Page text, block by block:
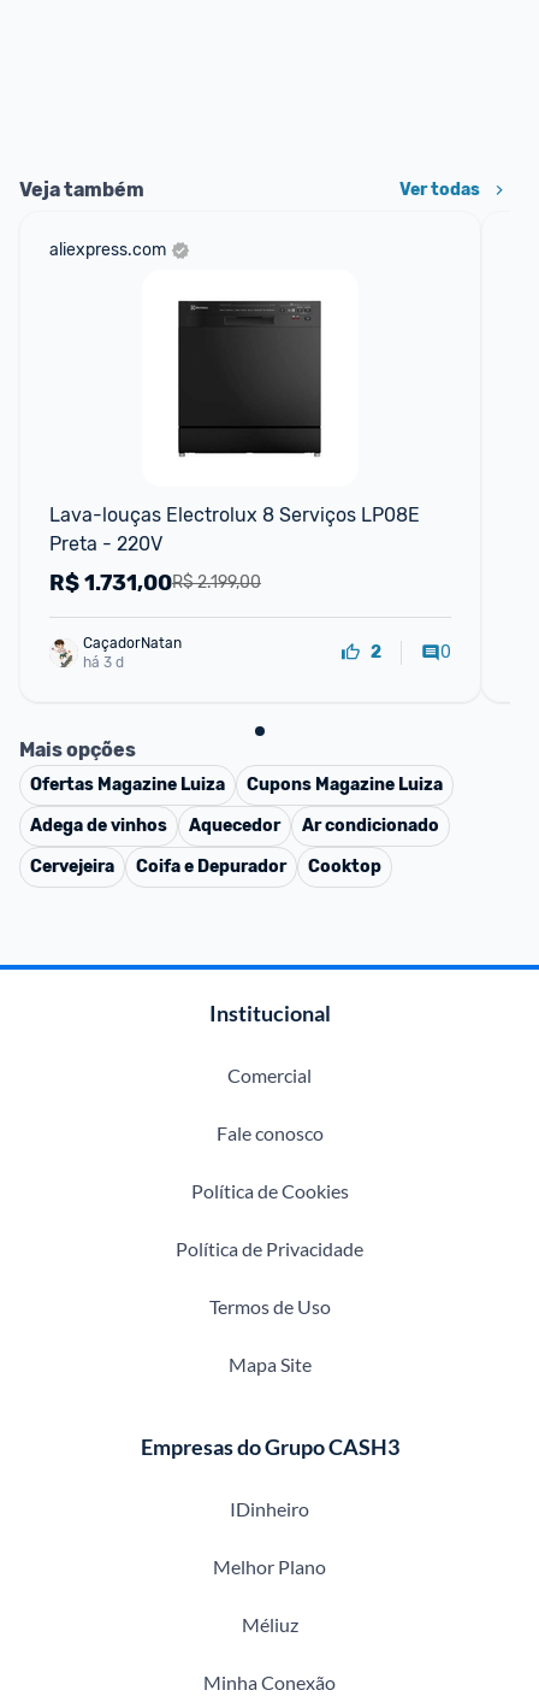
Veja também Ver todas
aliexpress.com
Lava-louças Electrolux 8 Serviços LP08E
Preta - 220V
R$ 2.199,00
R$1.731,00
CaçadorNatan
há 3 d
2 0
Mais opções
Ofertas Magazine Luiza Cupons Magazine Luiza
Adega de vinhos
Aquecedor
Ar condicionado
Cervejeira
Coifa e Depurador Cooktop
Institucional
Comercial
Fale conosco
Política de Cookies
Política de Privacidade
Termos de Uso
Mapa Site
Empresas do Grupo CASH3
IDinheiro
Melhor Plano
Méliuz
Minha Conexão